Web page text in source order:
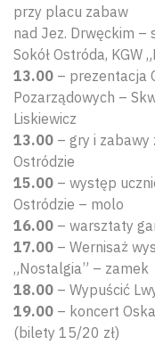
przy placu zabaw
nad Jez. Drwęckim –
Sokół Ostróda, KGW
13.00 – prezentacja
Pozarządowych –
Liskiewicz
13.00 – gry i
Ostródzie
15.00 – występ
Ostródzie – molo
16.00 – warsztaty
17.00 – Wernisaż
„Nostalgia” – zamek
18.00 – Wypuścić
19.00 – koncert
(bilety 15/20 zł)